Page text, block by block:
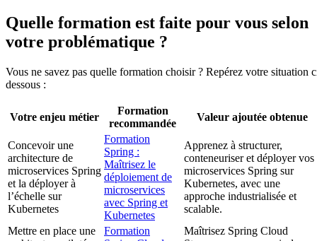
Quelle formation est faite pour vous selon
votre problématique ?
Vous ne savez pas quelle formation choisir ? Repérez votre situation
dessous :
Votre enjeu métier
Formation
recommandée
Valeur ajoutée obtenue
Concevoir une
architecture de
microservices Spring
et la déployer à
l’échelle sur
Kubernetes
Formation
Spring :
Maîtrisez le
déploiement de
microservices
avec Spring et
Kubernetes
Apprenez à structurer,
conteneuriser et déployer vos
microservices Spring sur
Kubernetes, avec une
approche industrialisée et
scalable.
Mettre en place une
Formation
Maîtrisez Spring Cloud